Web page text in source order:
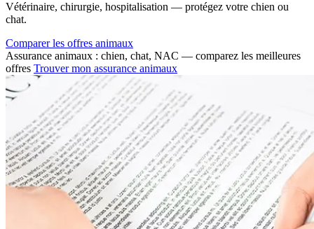
Vétérinaire, chirurgie, hospitalisation — protégez votre chien ou
chat.
Comparer les offres animaux
Assurance animaux : chien, chat, NAC — comparez les meilleures
offres Trouver mon assurance animaux